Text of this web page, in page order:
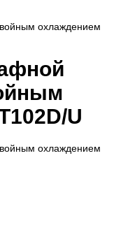
охлаждением
U
охлаждением